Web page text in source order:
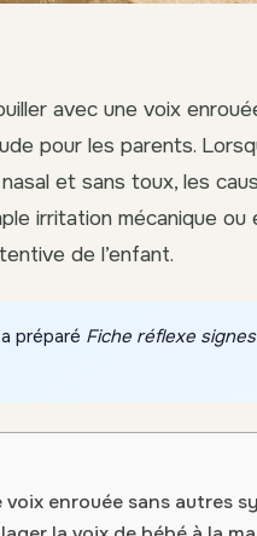
avec une voix
pour les parents.
et sans toux, les
irritation mécanique
de l’enfant.
préparé Fiche réflexe
voix enrouée sans autres